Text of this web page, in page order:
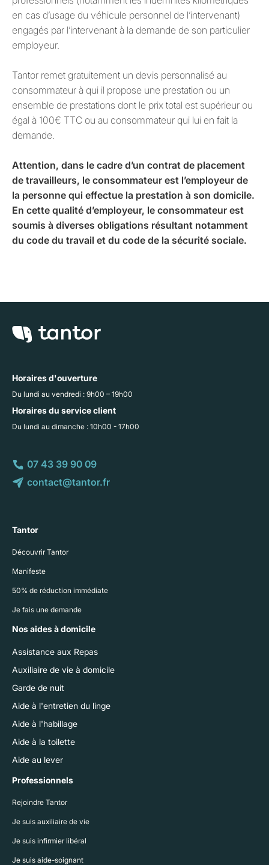
en cas d’usage du véhicule personnel de l’intervenant)
engagés par l’intervenant à la demande de son particulier
employeur.
Tantor remet gratuitement un devis personnalisé au
consommateur à qui il propose une prestation ou un
ensemble de prestations dont le prix total est supérieur ou
égal à 100€ TTC ou au consommateur qui lui en fait la
demande.
Attention, dans le cadre d’un contrat de placement
de travailleurs, le consommateur est l’employeur de
la personne qui effectue la prestation à son domicile.
En cette qualité d’employeur, le consommateur est
soumis à diverses obligations résultant notamment
du code du travail et du code de la sécurité sociale.
Horaires d'ouverture
Du lundi au vendredi : 9h00 – 19h00
Horaires du service client
Du lundi au dimanche : 10h00 - 17h00
07 43 39 90 09
contact@tantor.fr
Tantor
Découvrir Tantor
Manifeste
50% de réduction immédiate
Je fais une demande
Nos aides à domicile
Assistance aux Repas
Auxiliaire de vie à domicile
Garde de nuit
Aide à l'entretien du linge
Aide à l'habillage
Aide à la toilette
Aide au lever
Professionnels
Rejoindre Tantor
Je suis auxiliaire de vie
Je suis infirmier libéral
Je suis aide-soignant